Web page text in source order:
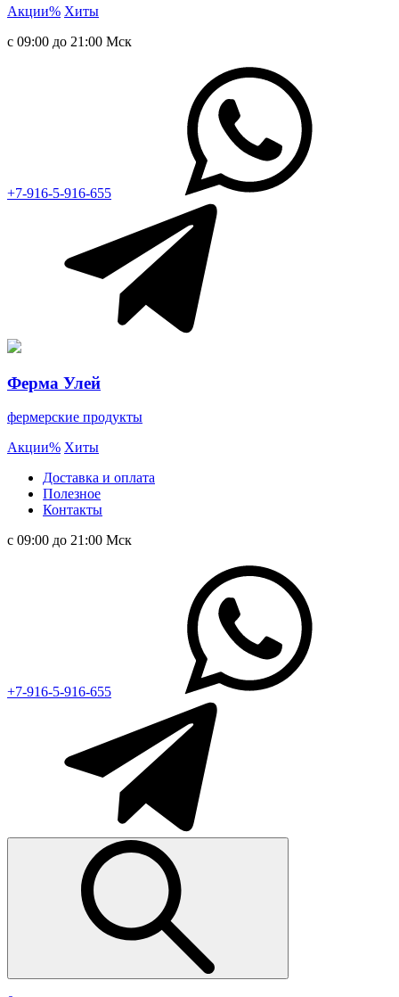
Акции% Хиты
с 09:00 до 21:00 Мск
+7-916-5-916-655
Ферма Улей
фермерские продукты
Акции% Хиты
Доставка и оплата
Полезное
Контакты
с 09:00 до 21:00 Мск
+7-916-5-916-655